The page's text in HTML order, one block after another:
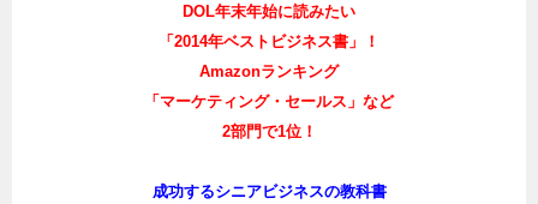
DOL年末年始に読みたい
「2014年ベストビジネス書」！
Amazonランキング
「マーケティング・セールス」など
2部門で1位！
成功するシニアビジネスの教科書